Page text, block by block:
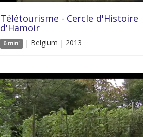
Télétourisme - Cercle d'Histoire
d'Hamoir
6 min' | Belgium | 2013